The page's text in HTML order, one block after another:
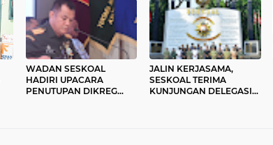
OPM di Yahukimo
Kabupaten Tangerang,
Banten
WADAN SESKOAL
HADIRI UPACARA
PENUTUPAN DIKREG
JALIN KERJASAMA,
SESKOAL TERIMA
KUNJUNGAN DELEGASI